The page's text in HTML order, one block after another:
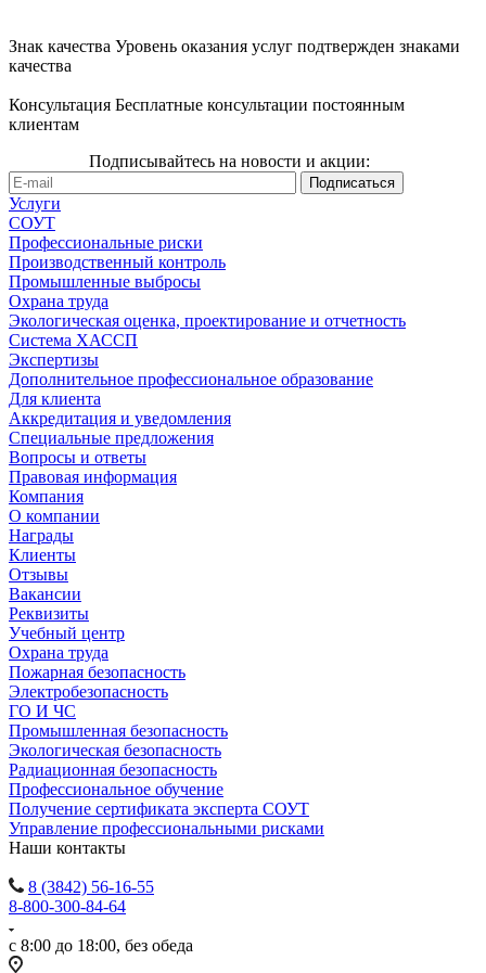
Знак качества Уровень оказания услуг подтвержден знаками
качества
Консультация Бесплатные консультации постоянным
клиентам
Подписывайтесь на новости и акции:
Услуги
СОУТ
Профессиональные риски
Производственный контроль
Промышленные выбросы
Охрана труда
Экологическая оценка, проектирование и отчетность
Система ХАССП
Экспертизы
Дополнительное профессиональное образование
Для клиента
Аккредитация и уведомления
Специальные предложения
Вопросы и ответы
Правовая информация
Компания
О компании
Награды
Клиенты
Отзывы
Вакансии
Реквизиты
Учебный центр
Охрана труда
Пожарная безопасность
Электробезопасность
ГО И ЧС
Промышленная безопасность
Экологическая безопасность
Радиационная безопасность
Профессиональное обучение
Получение сертификата эксперта СОУТ
Управление профессиональными рисками
Наши контакты
8 (3842) 56-16-55
8-800-300-84-64
с 8:00 до 18:00, без обеда